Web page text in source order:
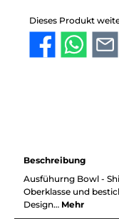
Dieses Produkt
Beschreibung
Ausfühurng Bowl -
Oberklasse und
Design… Mehr